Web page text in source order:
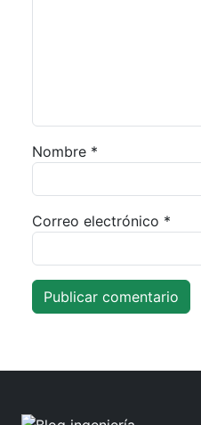
Nombre *
Correo electrónico *